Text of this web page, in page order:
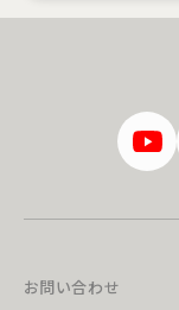
お問い合わせ